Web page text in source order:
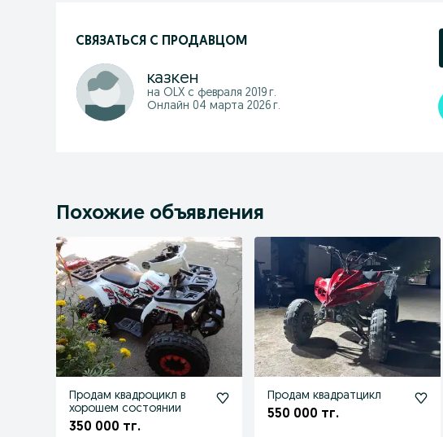
СВЯЗАТЬСЯ С ПРОДАВЦОМ
казкен
на OLX с февраля 2019 г.
Онлайн 04 марта 2026 г.
Похожие объявления
Продам квадроцикл в
хорошем состоянии
350 000 тг.
Продам квадратцикл
550 000 тг.